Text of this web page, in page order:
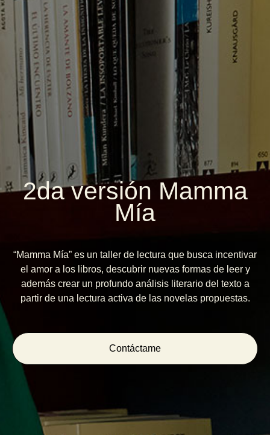
2da versión Mamma
Mía
“Mamma Mía” es un taller de lectura que busca incentivar
el amor a los libros, descubrir nuevas formas de leer y
además crear un profundo análisis literario del texto a
partir de una lectura activa de las novelas propuestas.
Contáctame